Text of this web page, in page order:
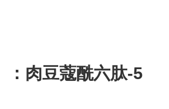
：肉豆蔻酰六肽-5